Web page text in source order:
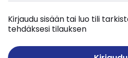
Kirjaudu sisään tai luo tili
tehdäksesi tilauksen